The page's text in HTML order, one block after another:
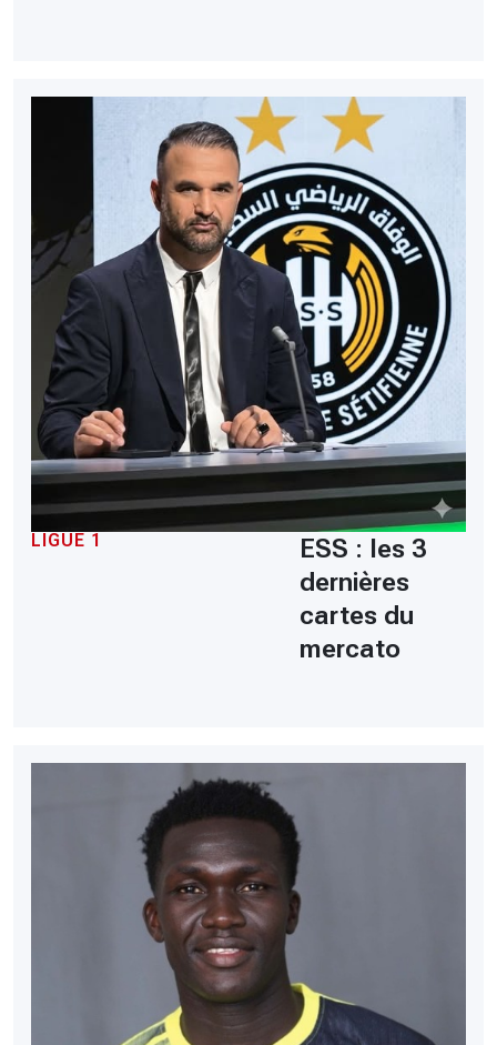
LIGUE 1
ESS : les 3
dernières
cartes du
mercato